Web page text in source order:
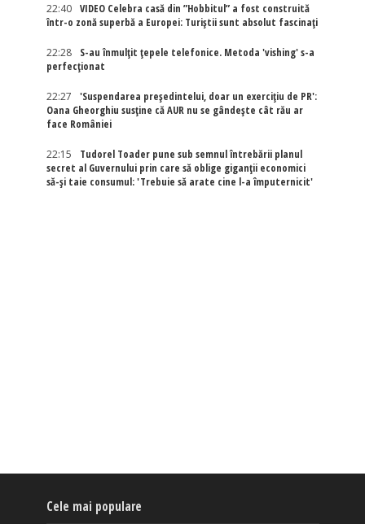
22:40
VIDEO Celebra casă din ”Hobbitul” a fost construită
într-o zonă superbă a Europei: Turiștii sunt absolut fascinați
22:28
S-au înmulțit țepele telefonice. Metoda 'vishing' s-a
perfecționat
22:27
'Suspendarea președintelui, doar un exercițiu de PR':
Oana Gheorghiu susține că AUR nu se gândește cât rău ar
face României
22:15
Tudorel Toader pune sub semnul întrebării planul
secret al Guvernului prin care să oblige giganții economici
să-și taie consumul: 'Trebuie să arate cine l-a împuternicit'
Cele mai populare